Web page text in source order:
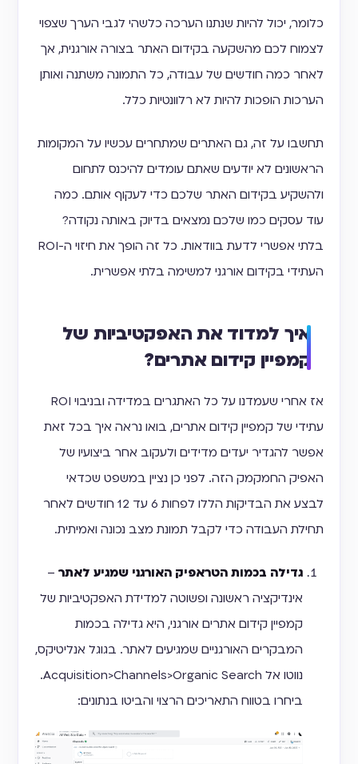
כלומר, יכול להיות שנתנו הערכה כלשהי לגבי הערך שצפוי
לצמוח לכם מהשקעה בקידום האתר בצורה אורגנית, אך
לאחר כמה חודשים של עבודה, כל התמונה משתנה ואותן
הערכות הופכות להיות לא רלוונטיות כלל.
תחשבו על זה, גם האתרים שמתחרים עכשיו על המקומות
הראשונים לא יודעים שאתם עומדים להיכנס לתחום
ולהשקיע בקידום האתר שלכם כדי לעקוף אותם. כמה
עוד עסקים כמו שלכם נמצאים בדיוק באותה נקודה?
בלתי אפשרי לדעת בוודאות. כל זה הופך את חיזוי ה-ROI
העתידי בקידום אורגני למשימה בלתי אפשרית.
איך למדוד את האפקטיביות של
קמפיין קידום אתרים?
אז אחרי שעמדנו על כל האתגרים במדידה ובניבוי ROI
עתידי של קמפיין קידום אתרים, בואו נראה איך בכל זאת
אפשר להגדיר יעדים מדידים ולעקוב אחר ביצועיו של
האפיק החמקמק הזה. לפני כן נציין במשפט שכדאי
לבצע את הבדיקות הללו לפחות 6 עד 12 חודשים לאחר
תחילת העבודה כדי לקבל תמונת מצב נכונה ואמיתית.
גדילה בכמות הטראפיק האורגני שמגיע לאתר –
אינדיקציה ראשונה ופשוטה למדידת האפקטיביות של
קמפיין קידום אתרים אורגני, היא גדילה בכמות
המבקרים האורגניים שמגיעים לאתר. בגוגל אנליטיקס,
נווטו אל Acquisition>Channels>Organic Search.
ביחרו בטווח התאריכים הרצוי והביטו בנתונים: